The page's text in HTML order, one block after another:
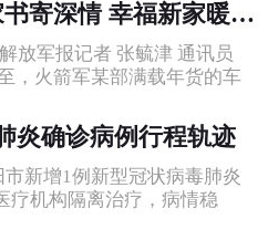
新春走军营：军营家书寄深情 幸福新家暖融融
报记者 张毓津 通讯员
火箭军某部满载年货的车
炎确诊病例行程轨迹
新增1例新型冠状病毒肺炎
疗机构隔离治疗，病情稳